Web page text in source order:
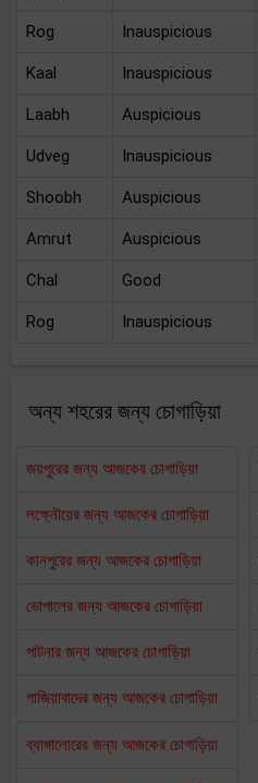
Rog Inauspicious
Kaal Inauspicious
Laabh Auspicious
Udveg Inauspicious
Shoobh Auspicious
Amrut Auspicious
Chal Good
Rog Inauspicious
অন্য শহরের জন্য চোগাড়িয়া
জয়পুরের জন্য আজকের চোগাড়িয়া
লক্ষ্নৌয়ের জন্য আজকের চোগাড়িয়া
কানপুরের জন্য আজকের চোগাড়িয়া
ভোপালের জন্য আজকের চোগাড়িয়া
পাটনার জন্য আজকের চোগাড়িয়া
গাজিয়াবাদের জন্য আজকের চোগাড়িয়া
ব্যাঙ্গালোরের জন্য আজকের চোগাড়িয়া